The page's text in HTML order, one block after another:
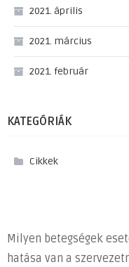
2021. április
2021. március
2021. február
KATEGÓRIÁK
Cikkek
Milyen betegségek
hatása van a